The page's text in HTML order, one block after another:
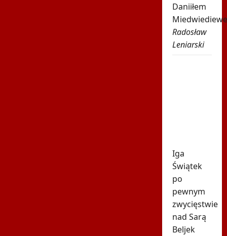
Daniiłem
Radosław
Leniarski
Iga
Świątek
po
pewnym
zwycięstwie
nad Sarą
Beljek